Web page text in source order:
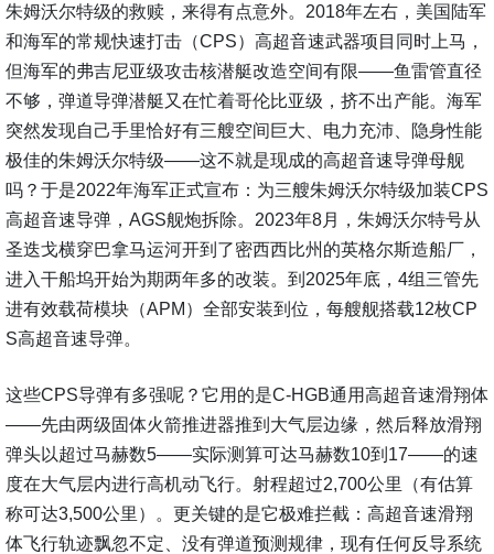
朱姆沃尔特级的救赎，来得有点意外。2018年左右，美国陆军
和海军的常规快速打击（CPS）高超音速武器项目同时上马，
但海军的弗吉尼亚级攻击核潜艇改造空间有限——鱼雷管直径
不够，弹道导弹潜艇又在忙着哥伦比亚级，挤不出产能。海军
突然发现自己手里恰好有三艘空间巨大、电力充沛、隐身性能
极佳的朱姆沃尔特级——这不就是现成的高超音速导弹母舰
吗？于是2022年海军正式宣布：为三艘朱姆沃尔特级加装CPS
高超音速导弹，AGS舰炮拆除。2023年8月，朱姆沃尔特号从
圣迭戈横穿巴拿马运河开到了密西西比州的英格尔斯造船厂，
进入干船坞开始为期两年多的改装。到2025年底，4组三管先
进有效载荷模块（APM）全部安装到位，每艘舰搭载12枚CP
S高超音速导弹。
这些CPS导弹有多强呢？它用的是C-HGB通用高超音速滑翔体
——先由两级固体火箭推进器推到大气层边缘，然后释放滑翔
弹头以超过马赫数5——实际测算可达马赫数10到17——的速
度在大气层内进行高机动飞行。射程超过2,700公里（有估算
称可达3,500公里）。更关键的是它极难拦截：高超音速滑翔
体飞行轨迹飘忽不定、没有弹道预测规律，现有任何反导系统